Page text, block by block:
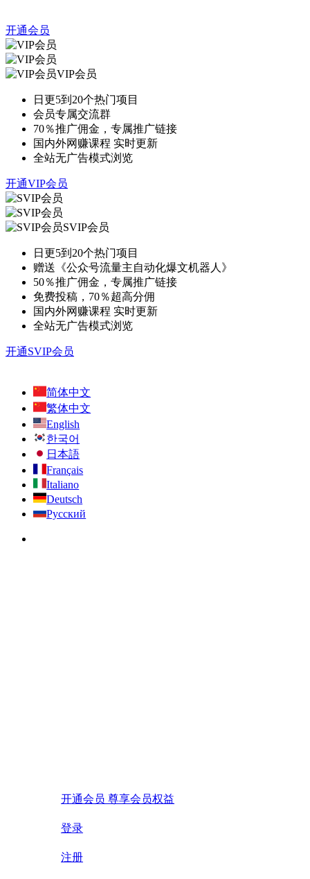
开通会员
VIP会员
日更5到20个热门项目
会员专属交流群
70％推广佣金，专属推广链接
国内外网赚课程 实时更新
全站无广告模式浏览
开通VIP会员
SVIP会员
日更5到20个热门项目
赠送《公众号流量主自动化爆文机器人》
50％推广佣金，专属推广链接
免费投稿，70％超高分佣
国内外网赚课程 实时更新
全站无广告模式浏览
开通SVIP会员
简体中文
繁体中文
English
한국어
日本語
Français
Italiano
Deutsch
Русский
开通会员 尊享会员权益
登录
注册